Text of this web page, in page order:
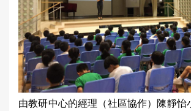
由教研中心的經理（社區協作）陳靜怡